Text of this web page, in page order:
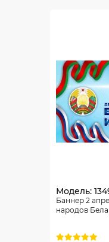
Модель:
Баннер 2
народов